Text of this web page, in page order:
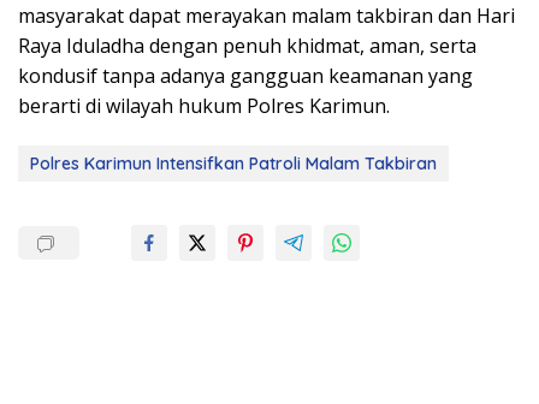
masyarakat dapat merayakan malam takbiran dan Hari
Raya Iduladha dengan penuh khidmat, aman, serta
kondusif tanpa adanya gangguan keamanan yang
berarti di wilayah hukum Polres Karimun.
Polres Karimun Intensifkan Patroli Malam Takbiran